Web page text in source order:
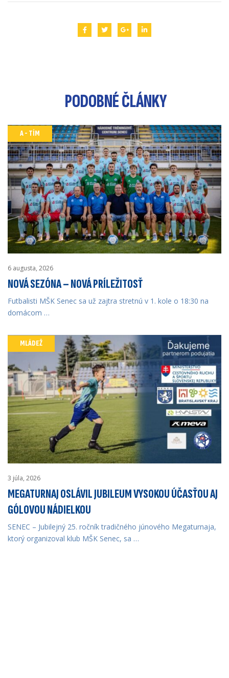
PODOBNÉČLÁNKY
A - TÍM
6 augusta, 2026
NOVÁ SEZÓNA – NOVÁ PRÍLEŽITOSŤ
Futbalisti MŠK Senec sa už zajtra stretnú v 1. kole o 18:30 na
domácom …
MLÁDEŽ
3 júla, 2026
MEGATURNAJ OSLÁVIL JUBILEUM VYSOKOU ÚČASŤOU AJ
GÓLOVOU NÁDIELKOU
SENEC – Jubilejný 25. ročník tradičného júnového Megaturnaja,
ktorý organizoval klub MŠK Senec, sa …